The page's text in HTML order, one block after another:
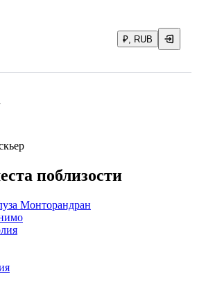
₽, RUB
поблизости
Монторандран